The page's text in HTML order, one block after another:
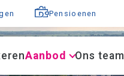
Pensioenen
Aanbod Ons team